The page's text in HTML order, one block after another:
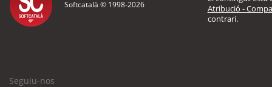
Softcatalà © 1998-2026
Atribució -
contrari.
Seguiu-nos